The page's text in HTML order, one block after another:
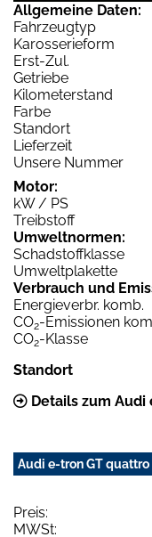
Allgemeine Daten:
Fahrzeugtyp
Karosserieform
Erst-Zul.
Getriebe
Kilometerstand
Farbe
Standort
Lieferzeit
Unsere Nummer
Motor:
kW / PS
Treibstoff
Umweltnormen:
Schadstoffklasse
Umweltplakette
Verbrauch und
Energieverbr. komb.
CO2-Emissionen
CO2-Klasse
Standort
Details zum Audi
Audi e-tron GT quattro
Preis:
MWSt: